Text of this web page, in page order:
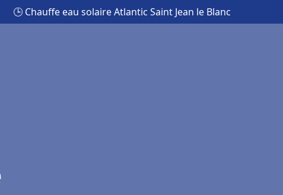
🕒 Chauffe eau solaire Atlantic Saint Jean le Blanc